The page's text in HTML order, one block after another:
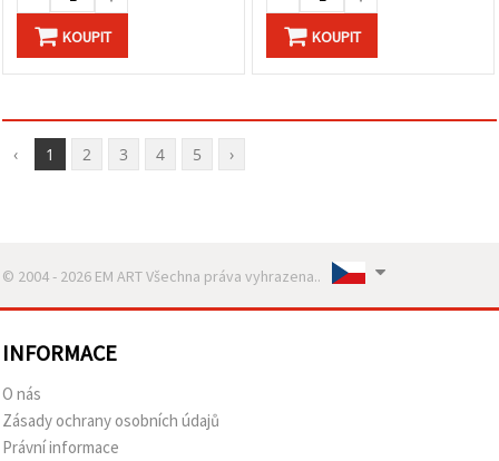
KOUPIT KOUPIT
‹ 1 2 3 4 5 ›
© 2004 - 2026 EM ART Všechna práva vyhrazena..
INFORMACE
O nás
Zásady ochrany osobních údajů
Právní informace